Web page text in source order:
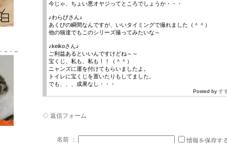
～・～
今じゃ、ちょい悪オヤジってところでしょうか・・・
♪わらびさん♪
あくびの瞬間なんですが、いいタイミングで撮れました（＾＾）
他の猫達でもこのシリーズ撮ってみたいな～
♪keikoさん♪
ご利益あるといいんですけどね～～
宝くじ、私も、私も！！（＾＾）
ニャンズに運を付けてもらいましたよ。
トイレに宝くじを置いたりもしてました。
でも、、、成果なし・・・
Posted by す
◇ 返信フォーム
名前 ：
情報を保存す